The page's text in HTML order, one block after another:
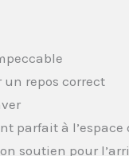
repos correct
parfait à l’espace
soutien pour